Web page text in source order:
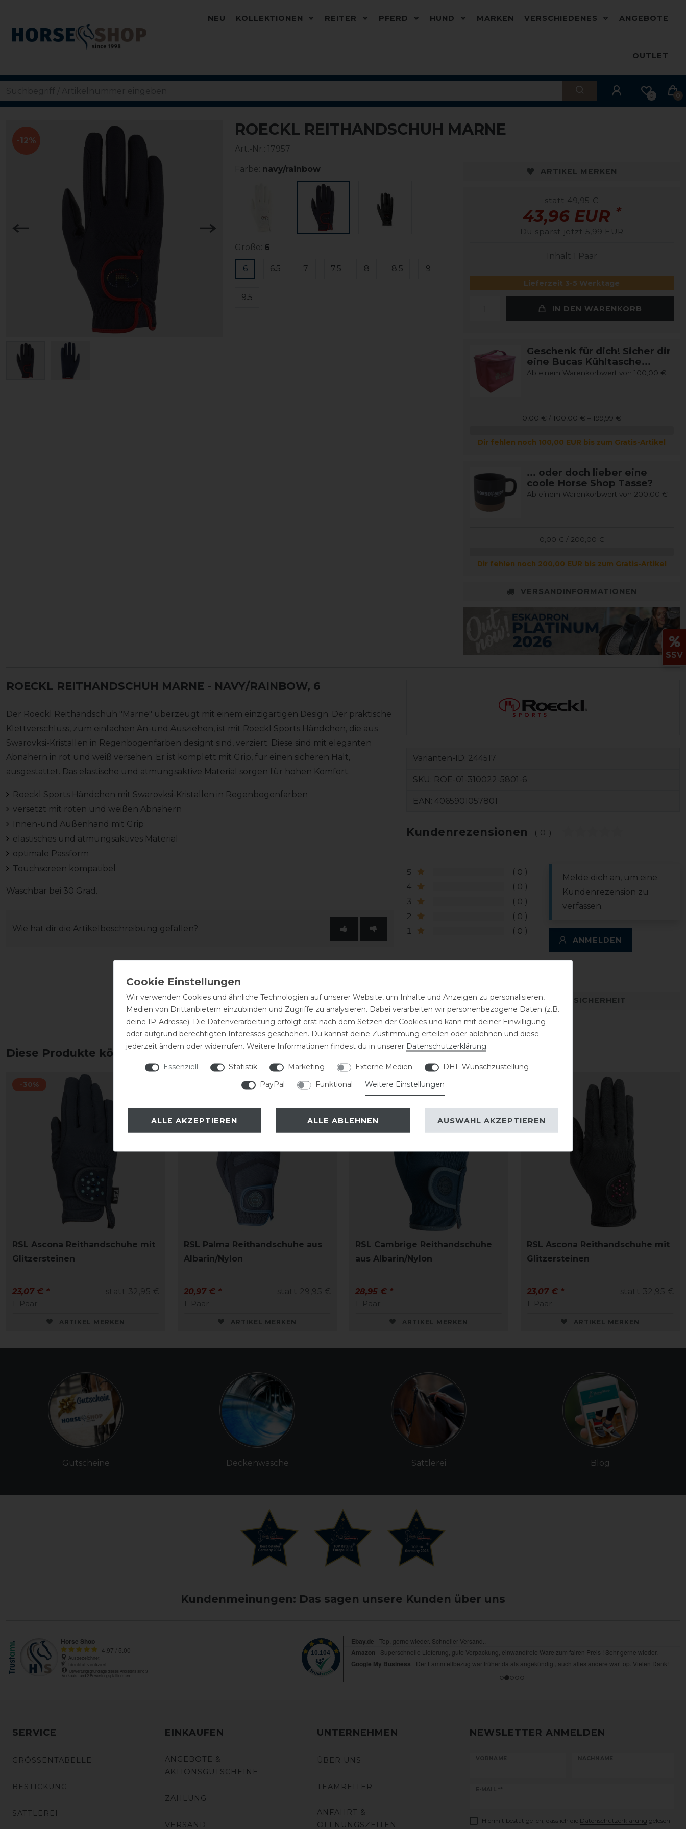
NEU KOLLEKTIONEN REITER PFERD HUND MARKEN VERSCHIEDENES ANGEBOTE
OUTLET
0 0
-12%
ROECKL REITHANDSCHUH MARNE
Art.-Nr.: 17957
Farbe: navy/rainbow
Größe: 6
6 6.5 7 7.5 8 8.5 9
9.5
ARTIKEL MERKEN
statt 49,95 €
43,96 EUR *
Du sparst jetzt 5,99 EUR
Inhalt 1 Paar
Lieferzeit 3-5 Werktage
IN DEN WARENKORB
Geschenk für dich! Sicher dir
eine Bucas Kühltasche...
Ab einem Warenkorbwert von 100,00 €
0,00 € / 100,00 € – 199,99 €
Dir fehlen noch 100,00 EUR bis zum Gratis-Artikel
... oder doch lieber eine
coole Horse Shop Tasse?
Ab einem Warenkorbwert von 200,00 €
0,00 € / 200,00 €
Dir fehlen noch 200,00 EUR bis zum Gratis-Artikel
VERSANDINFORMATIONEN
ROECKL REITHANDSCHUH MARNE - NAVY/RAINBOW, 6
Der Roeckl Reithandschuh "Marne" überzeugt mit einem einzigartigen Design. Der praktische
Klettverschluss, zum einfachen An-und Ausziehen, ist mit Roeckl Sports Händchen, die aus
Swarovksi-Kristallen in Regenbogenfarben designt sind, verziert. Diese sind mit eleganten
Abnähern in rot und weiß versehen. Er ist komplett mit Grip, für einen sicheren Halt,
ausgestattet. Das elastische und atmungsaktive Material sorgen für hohen Komfort.
Roeckl Sports Händchen mit Swarovksi-Kristallen in Regenbogenfarben
versetzt mit roten und weißen Abnähern
Innen-und Außenhand mit Grip
elastisches und atmungsaktives Material
optimale Passform
Touchscreen kompatibel
Waschbar bei 30 Grad.
Wie hat dir die Artikelbeschreibung gefallen?
Varianten-ID: 244517
SKU: ROE-01-310022-5801-6
EAN: 4065901057801
Kundenrezensionen (0)
5
0
4
0
3
0
2
0
1
0
Melde dich an, um eine
Kundenrezension zu
verfassen.
ANMELDEN
DETAILS ZUR PRODUKTSICHERHEIT
Diese Produkte könnten dich auch interessieren
-30%
RSL Ascona Reithandschuhe mit
Glitzersteinen
statt 32,95 €
23,07 € *
1
Paar
ARTIKEL MERKEN
RSL Palma Reithandschuhe aus
Albarin/Nylon
statt 29,95 €
20,97 € *
1
Paar
ARTIKEL MERKEN
RSL Cambrige Reithandschuhe
aus Albarin/Nylon
28,95 € *
1
Paar
ARTIKEL MERKEN
RSL Ascona Reithandschuhe mit
Glitzersteinen
statt 32,95 €
23,07 € *
1
Paar
ARTIKEL MERKEN
Gutscheine Deckenwäsche Sattlerei Blog
Kundenmeinungen: Das sagen unsere Kunden über uns
SERVICE
GRÖSSENTABELLE
BESTICKUNG
SATTLEREI
EINKAUFEN
ANGEBOTE &
AKTIONSGUTSCHEINE
ZAHLUNG
VERSAND
UNTERNEHMEN
ÜBER UNS
TEAMREITER
ANFAHRT &
ÖFFNUNGSZEITEN
NEWSLETTER ANMELDEN
VORNAME NACHNAME
E-MAIL **
Newsletter
Hiermit bestätige ich, dass ich die Daten­schutz­erklärung gelesen
SSV
Wir verwenden Cookies und ähnliche Technologien auf unserer Website, um Inhalte und Anzeigen zu personalisieren,
Medien von Drittanbietern einzubinden und Zugriffe zu analysieren. Dabei verarbeiten wir personenbezogene Daten (z.B.
deine IP-Adresse). Die Datenverarbeitung erfolgt erst nach dem Setzen der Cookies und kann mit deiner Einwilligung
oder aufgrund berechtigten Interesses geschehen. Du kannst deine Zustimmung erteilen oder ablehnen und diese
jederzeit ändern oder widerrufen. Weitere Informationen findest du in unserer Daten­schutz­erklärung.
Essenziell Statistik Marketing Externe Medien
DHL Wunschzustellung
PayPal
Funktional Weitere Einstellungen
ALLE AKZEPTIEREN ALLE ABLEHNEN AUSWAHL AKZEPTIEREN